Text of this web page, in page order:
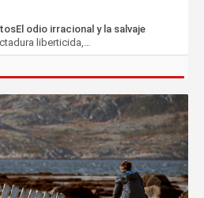
odio irracional y la salvaje
liberticida,…